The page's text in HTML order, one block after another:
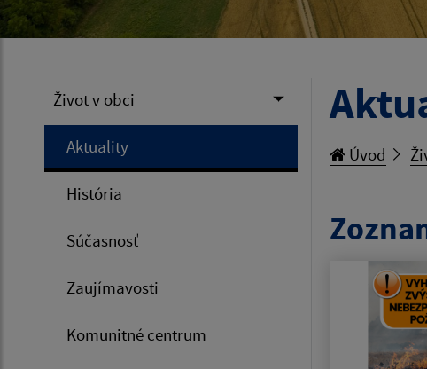
Život v obci
Aktuality
História
Súčasnosť
Zaujímavosti
Komunitné centrum
Úvod